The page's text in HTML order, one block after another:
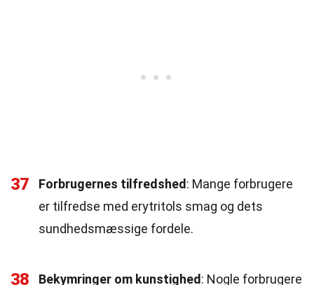
37 Forbrugernes tilfredshed : Mange forbrugere
er tilfredse med erytritols smag og dets
sundhedsmæssige fordele.
38 Bekymringer om kunstighed : Nogle forbrugere